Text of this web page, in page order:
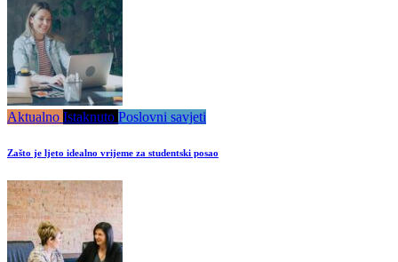
Aktualno Istaknuto Poslovni savjeti
Zašto je ljeto idealno vrijeme za studentski posao